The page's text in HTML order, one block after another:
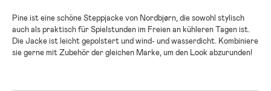
Pine ist eine schöne Steppjacke von Nordbjørn, die sowohl stylisch
auch als praktisch für Spielstunden im Freien an kühleren Tagen ist.
Die Jacke ist leicht gepolstert und wind- und wasserdicht. Kombiniere
sie gerne mit Zubehör der gleichen Marke, um den Look abzurunden!